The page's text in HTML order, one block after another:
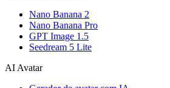
Nano Banana 2
Nano Banana Pro
GPT Image 1.5
Seedream 5 Lite
AI Avatar